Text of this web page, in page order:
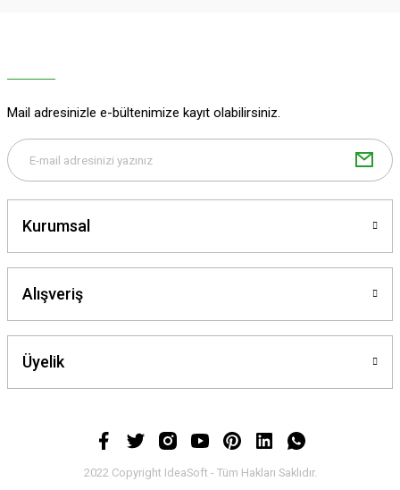
Gönder
Mail adresinizle e-bültenimize kayıt olabilirsiniz.
Kurumsal
Alışveriş
Üyelik
2022 Copyright IdeaSoft - Tüm Hakları Saklıdır.